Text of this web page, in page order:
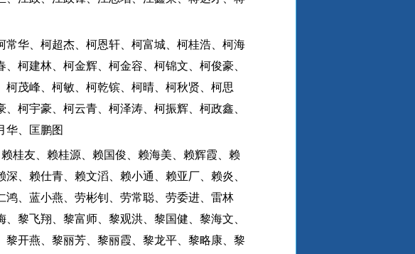
常华、柯超杰、柯恩轩、柯富城、柯桂浩、柯海
柯建林、柯金辉、柯金容、柯锦文、柯俊豪、
茂峰、柯敏、柯乾镔、柯晴、柯秋贤、柯思
柯宇豪、柯云青、柯泽涛、柯振辉、柯政鑫、
华、匡鹏图
桂友、赖桂源、赖国俊、赖海美、赖辉霞、赖
、赖仕青、赖文滔、赖小通、赖亚厂、赖炎、
、蓝小燕、劳彬钊、劳常聪、劳委进、雷林
黎飞翔、黎富师、黎观洪、黎国健、黎海文、
开燕、黎丽芳、黎丽霞、黎龙平、黎略康、黎